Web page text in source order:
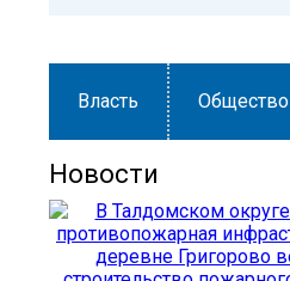
Власть Общество
Новости